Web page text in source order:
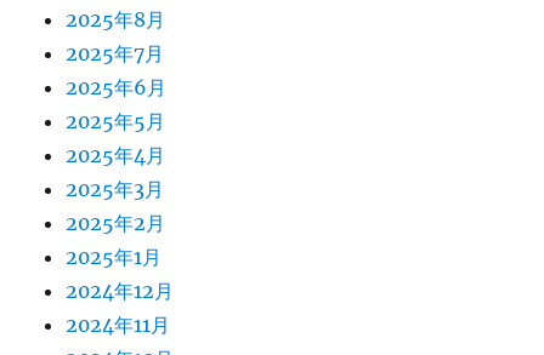
2025年8月
2025年7月
2025年6月
2025年5月
2025年4月
2025年3月
2025年2月
2025年1月
2024年12月
2024年11月